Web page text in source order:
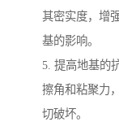
其密实度，增
基的影响。
5. 提高地基的
擦角和粘聚力
切破坏。